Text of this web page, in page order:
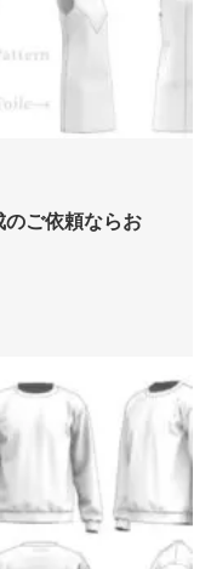
のご依頼ならお